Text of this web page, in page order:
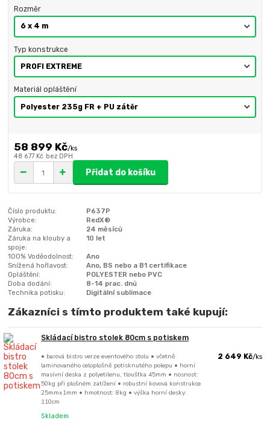
Rozměr
Typ konstrukce
Materiál opláštění
58 899 Kč/ks
48 677 Kč bez DPH
Přidat do košíku
Číslo produktu:
P637P
Výrobce:
RedX®
Záruka:
24 měsíců
Záruka na klouby a
spoje:
10 let
100% Voděodolnost:
Ano
Snížená hořlavost:
Ano, BS nebo a B1 certifikace
Opláštění:
POLYESTER nebo PVC
Doba dodání:
8-14 prac. dnů
Technika potisku:
Digitální sublimace
Zákazníci s tímto produktem také kupují:
Skládací bistro stolek 80cm s potiskem
• barová bistro verze eventového stolu • včetně
laminovaného celoplošně potisknutého polepu • horní
masivní deska z polyetilenu, tloušťka 45mm • nosnost:
50kg při plošném zatížení • robustní kovová konstrukce
25mmx1mm • hmotnost: 8kg • výška horní desky:
110cm
2 649 Kč/ks
Skladem